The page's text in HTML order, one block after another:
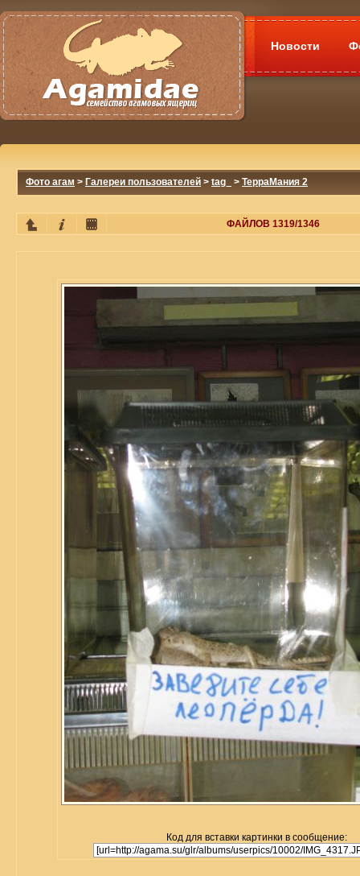
Новости
Фото агам > Галереи пользователей > tag_ > ТерраМания 2
ФАЙЛОВ 1319/1346
Код для вставки картинки в сообщение: